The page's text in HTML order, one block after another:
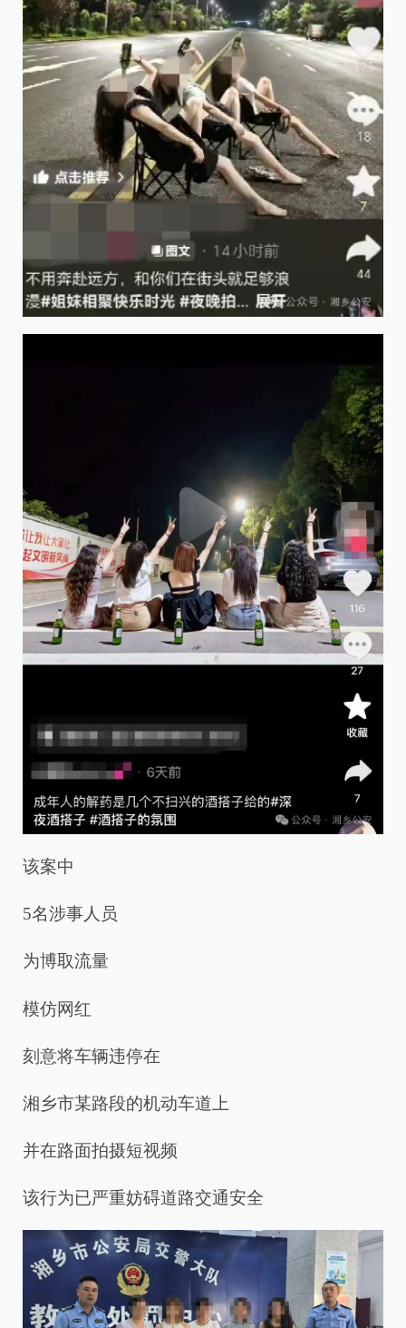
该案中
5名涉事人员
为博取流量
模仿网红
刻意将车辆违停在
湘乡市某路段的机动车道上
并在路面拍摄短视频
该行为已严重妨碍道路交通安全